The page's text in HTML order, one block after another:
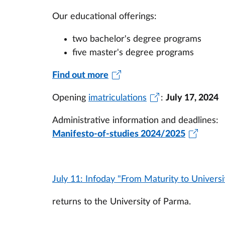
Our educational offerings:
two bachelor's degree programs
five master's degree programs
Find out more
Opening imatriculations : July 17, 2024
Administrative information and deadlines:
Manifesto-of-studies 2024/2025
July 11: Infoday "From Maturity to
returns to the University of Parma.